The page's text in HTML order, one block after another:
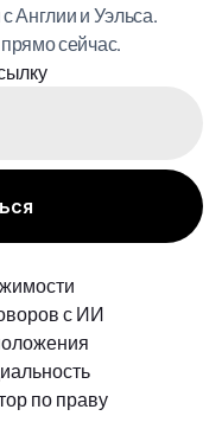
Англии и Уэльса.
сейчас.
с ИИ
по праву